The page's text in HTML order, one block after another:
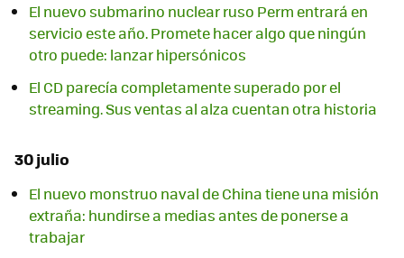
El nuevo submarino nuclear ruso Perm entrará en
servicio este año. Promete hacer algo que ningún
otro puede: lanzar hipersónicos
El CD parecía completamente superado por el
streaming. Sus ventas al alza cuentan otra historia
30 julio
El nuevo monstruo naval de China tiene una misión
extraña: hundirse a medias antes de ponerse a
trabajar